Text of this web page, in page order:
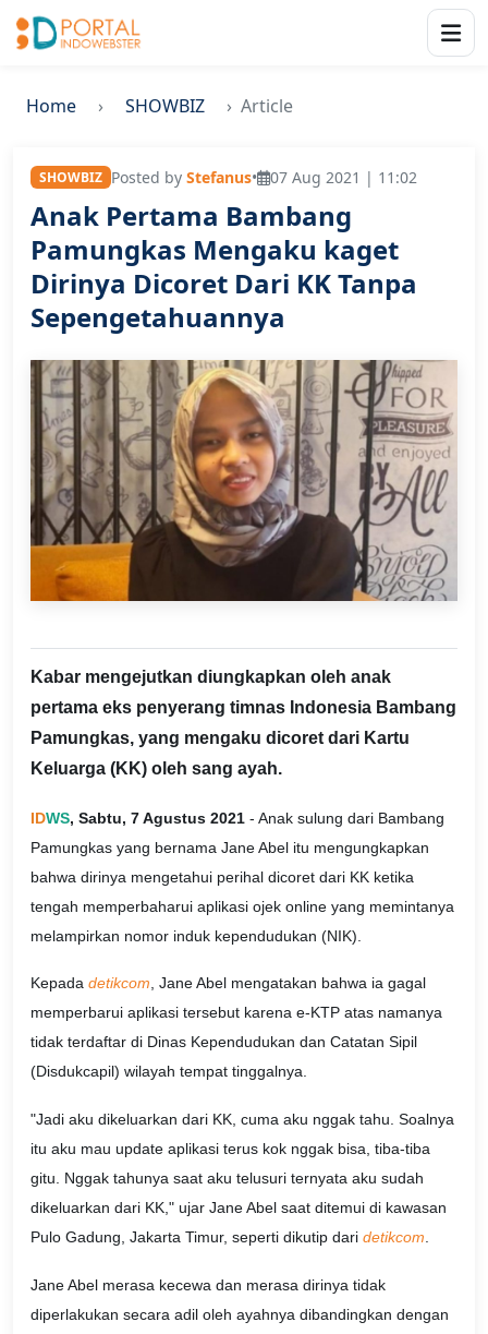
Home SHOWBIZ Article
SHOWBIZ Posted by Stefanus• 07 Aug 2021 | 11:02
Anak Pertama Bambang
Pamungkas Mengaku kaget
Dirinya Dicoret Dari KK Tanpa
Sepengetahuannya
Kabar mengejutkan diungkapkan oleh anak
pertama eks penyerang timnas Indonesia Bambang
Pamungkas, yang mengaku dicoret dari Kartu
Keluarga (KK) oleh sang ayah.
IDWS, Sabtu, 7 Agustus 2021 - Anak sulung dari Bambang
Pamungkas yang bernama Jane Abel itu mengungkapkan
bahwa dirinya mengetahui perihal dicoret dari KK ketika
tengah memperbaharui aplikasi ojek online yang memintanya
melampirkan nomor induk kependudukan (NIK).
Kepada detikcom, Jane Abel mengatakan bahwa ia gagal
memperbarui aplikasi tersebut karena e-KTP atas namanya
tidak terdaftar di Dinas Kependudukan dan Catatan Sipil
(Disdukcapil) wilayah tempat tinggalnya.
"Jadi aku dikeluarkan dari KK, cuma aku nggak tahu. Soalnya
itu aku mau update aplikasi terus kok nggak bisa, tiba-tiba
gitu. Nggak tahunya saat aku telusuri ternyata aku sudah
dikeluarkan dari KK," ujar Jane Abel saat ditemui di kawasan
Pulo Gadung, Jakarta Timur, seperti dikutip dari detikcom.
Jane Abel merasa kecewa dan merasa dirinya tidak
diperlakukan secara adil oleh ayahnya dibandingkan dengan